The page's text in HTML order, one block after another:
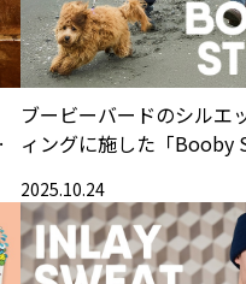
ブービーバードのシルエ
ィングに施した「Booby
2025.10.24